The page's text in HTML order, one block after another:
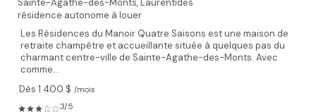
Sainte-Agathe-des-Monts,Laurentides
résidence autonome à louer
Les Résidences du Manoir Quatre Saisons est une maison de
retraite champêtre et accueillante située à quelques pas du
charmant centre-ville de Sainte-Agathe-des-Monts. Avec
comme...
Dès 1 400 $ /mois
3/5